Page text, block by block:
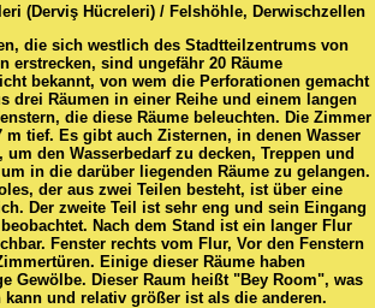
(Derviş Hücreleri) / Felshöhle, Derwischzellen
die sich westlich des Stadtteilzentrums von
erstrecken, sind ungefähr 20 Räume
bekannt, von wem die Perforationen gemacht
drei Räumen in einer Reihe und einem langen
die diese Räume beleuchten. Die Zimmer
m tief. Es gibt auch Zisternen, in denen Wasser
den Wasserbedarf zu decken, Treppen und
in die darüber liegenden Räume zu gelangen.
der aus zwei Teilen besteht, ist über eine
Der zweite Teil ist sehr eng und sein Eingang
Nach dem Stand ist ein langer Flur
Fenster rechts vom Flur, Vor den Fenstern
Einige dieser Räume haben
Gewölbe. Dieser Raum heißt "Bey Room", was
und relativ größer ist als die anderen.